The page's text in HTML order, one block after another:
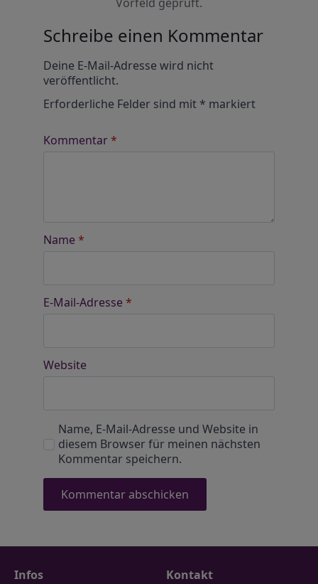
Schreibe einen Kommentar
Deine E-Mail-Adresse wird nicht
veröffentlicht.
Erforderliche Felder sind mit* markiert
Kommentar*
Name *
E-Mail-Adresse *
Website
Name, E-Mail-Adresse und Website in
diesem Browser für meinen nächsten
Kommentar speichern.
Infos Kontakt